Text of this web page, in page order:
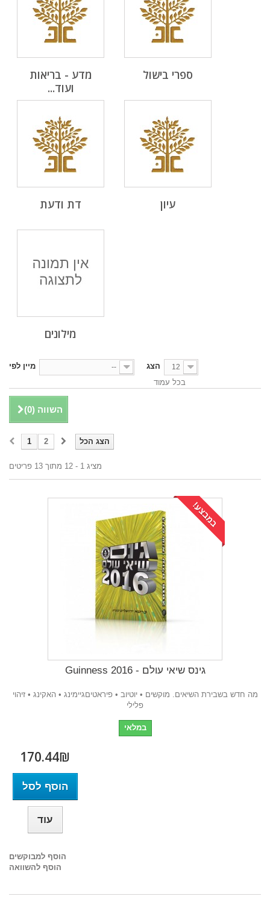
מדע - בריאות
ועוד...
ספרי בישול
דת ודעת עיון
מילונים
מיין לפי -- הצג 12
בכל עמוד
השווה ( 0
)
הצג הכל 1 2
מציג 1 - 12 מתוך 13 פריטים
במבצע!
גינס שיאי עולם - Guinness 2016
מה חדש בשבירת השיאים. מוקשים • יוטיוב • פיראטיםגיימינג • האקינג • זיהוי
פלילי
במלאי
170.44₪‎
הוסף לסל
עוד
הוסף למבוקשים
הוסף להשוואה